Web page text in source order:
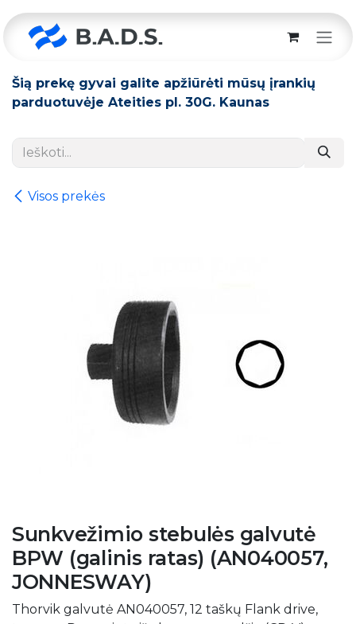
Šią prekę gyvai galite apžiūrėti mūsų įrankių
parduotuvėje Ateities pl. 30G. Kaunas
Visos prekės
Sunkvežimio stebulės galvutė
BPW (galinis ratas) (AN040057,
JONNESWAY)
Thorvik galvutė AN040057, 12 taškų Flank drive,